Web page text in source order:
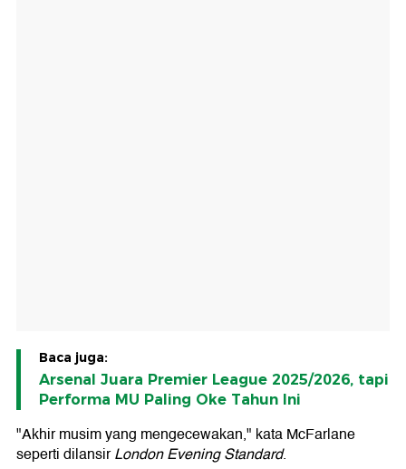
Baca juga:
Arsenal Juara Premier League 2025/2026, tapi
Performa MU Paling Oke Tahun Ini
"Akhir musim yang mengecewakan," kata McFarlane
seperti dilansirLondon Evening Standard.